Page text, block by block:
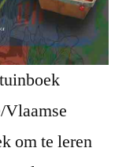
Vlaamse
om te leren